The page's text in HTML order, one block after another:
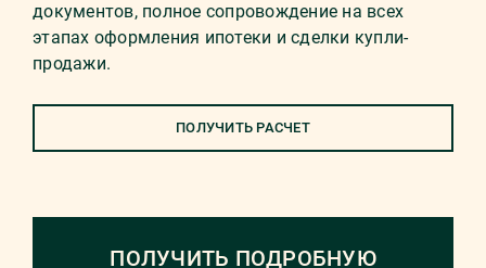
документов, полное сопровождение на всех
этапах оформления ипотеки и сделки купли-
продажи.
ПОЛУЧИТЬ РАСЧЕТ
ПОЛУЧИТЬ ПОДРОБНУЮ